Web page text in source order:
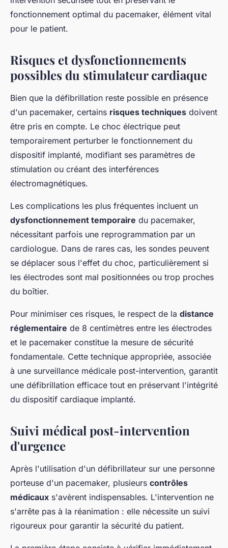
fonctionnement optimal du pacemaker, élément vital
pour le patient.
Risques et dysfonctionnements
possibles du stimulateur cardiaque
Bien que la défibrillation reste possible en présence
d'un pacemaker, certains risques techniques doivent
être pris en compte. Le choc électrique peut
temporairement perturber le fonctionnement du
dispositif implanté, modifiant ses paramètres de
stimulation ou créant des interférences
électromagnétiques.
Les complications les plus fréquentes incluent un
dysfonctionnement temporaire du pacemaker,
nécessitant parfois une reprogrammation par un
cardiologue. Dans de rares cas, les sondes peuvent
se déplacer sous l'effet du choc, particulièrement si
les électrodes sont mal positionnées ou trop proches
du boîtier.
Pour minimiser ces risques, le respect de la distance
réglementaire de 8 centimètres entre les électrodes
et le pacemaker constitue la mesure de sécurité
fondamentale. Cette technique appropriée, associée
à une surveillance médicale post-intervention, garantit
une défibrillation efficace tout en préservant l'intégrité
du dispositif cardiaque implanté.
Suivi médical post-intervention
d'urgence
Après l'utilisation d'un défibrillateur sur une personne
porteuse d'un pacemaker, plusieurs contrôles
médicaux s'avèrent indispensables. L'intervention ne
s'arrête pas à la réanimation : elle nécessite un suivi
rigoureux pour garantir la sécurité du patient.